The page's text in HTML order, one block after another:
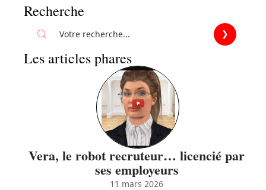
Recherche
Les articles phares
Vera, le robot recruteur… licencié par
ses employeurs
11 mars 2026